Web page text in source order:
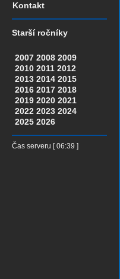
Kontakt
Starší ročníky
2007 2008 2009
2010 2011 2012
2013 2014 2015
2016 2017 2018
2019 2020 2021
2022 2023 2024
2025 2026
Čas serveru [ 06:39 ]